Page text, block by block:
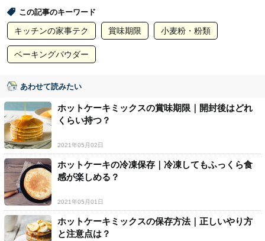
この記事のキーワード
キッチンの家事テク 賞味期限 小麦粉・粉類
ベーキングパウダー
あわせて読みたい
ホットケーキミックスの賞味期限｜開封後はどれ
くらい持つ？
2021年05月02日
ホットケーキの冷凍保存｜冷凍してもふっくら食
感が楽しめる？
2021年05月01日
ホットケーキミックスの保存方法｜正しいやり方
と注意点は？